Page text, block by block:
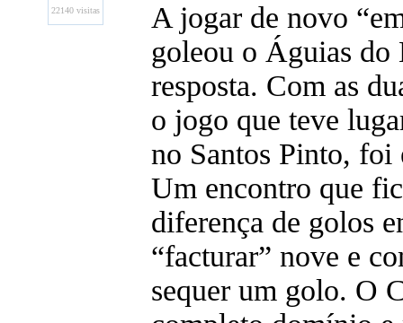
22140 visitas
A jogar de novo
goleou o Águias do
resposta. Com as
o jogo que teve
no Santos Pinto, foi
Um encontro que
diferença de golos
“facturar” nove e
sequer um golo. O